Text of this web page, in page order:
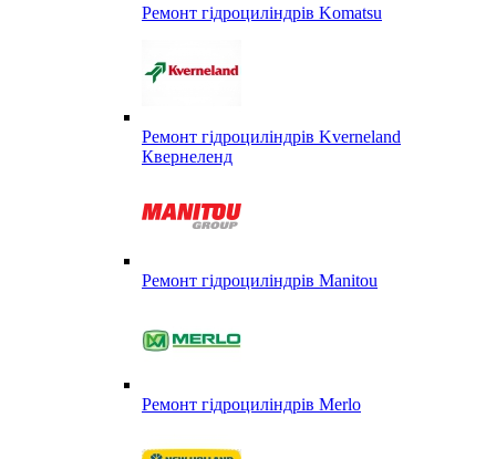
Ремонт гідроциліндрів Komatsu
Ремонт гідроциліндрів Kverneland
Квернеленд
Ремонт гідроциліндрів Manitou
Ремонт гідроциліндрів Merlo